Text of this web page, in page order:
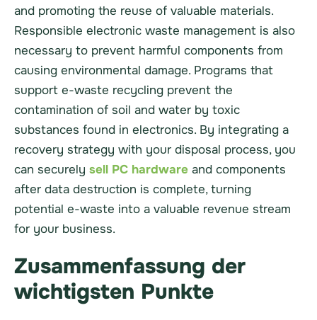
and promoting the reuse of valuable materials.
Responsible electronic waste management is also
necessary to prevent harmful components from
causing environmental damage. Programs that
support e-waste recycling prevent the
contamination of soil and water by toxic
substances found in electronics. By integrating a
recovery strategy with your disposal process, you
can securely sell PC hardware and components
after data destruction is complete, turning
potential e-waste into a valuable revenue stream
for your business.
Zusammenfassung der
wichtigsten Punkte